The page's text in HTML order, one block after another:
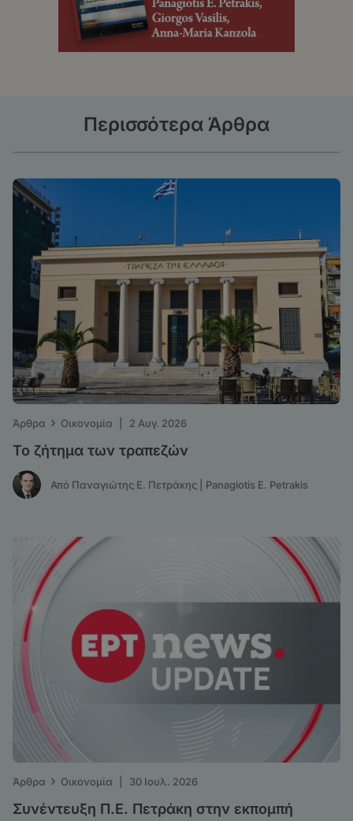
Περισσότερα Άρθρα
Άρθρα › Οικονομία 2 Αυγ. 2026
Το ζήτημα των τραπεζών
Από Παναγιώτης Ε. Πετράκης | Panagiotis E. Petrakis
Άρθρα › Οικονομία 30 Ιουλ. 2026
Συνέντευξη Π.Ε. Πετράκη στην εκπομπή